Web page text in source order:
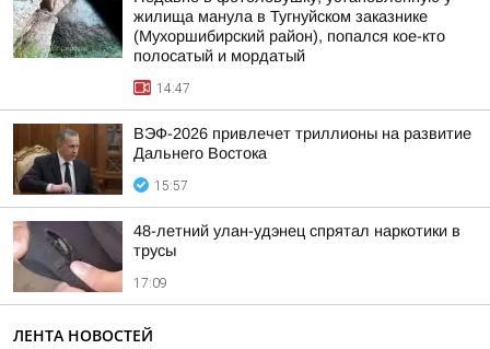
жилища манула в Тугнуйском заказнике
(Мухоршибирский район), попался кое-кто
полосатый и мордатый
14:47
ВЭФ-2026 привлечет триллионы на развитие
Дальнего Востока
15:57
48-летний улан-удэнец спрятал наркотики в
трусы
17:09
ЛЕНТА НОВОСТЕЙ